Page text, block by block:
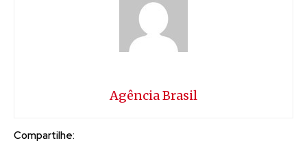
Agência Brasil
Compartilhe: